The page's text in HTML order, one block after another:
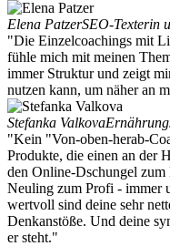
Elena PatzerSEO-Texterin
"Die Einzelcoachings mit
fühle mich mit meinen
immer Struktur und zeigt
nutzen kann, um näher an
Stefanka Valkova
"Kein "Von-oben-herab-
Produkte, die einen an der
den Online-Dschungel
Neuling zum Profi - immer
wertvoll sind deine sehr
Denkanstöße. Und deine
er steht."